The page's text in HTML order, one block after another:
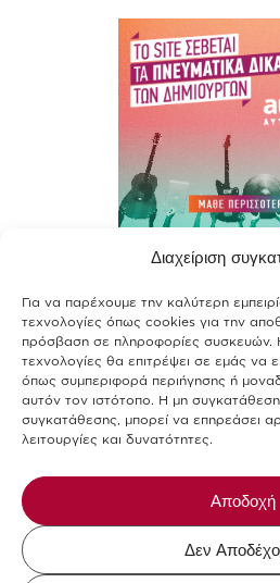
Διαχείριση
Για να παρέχουμε την καλύτερη
τεχνολογίες όπως cookies για την
πρόσβαση σε πληροφορίες συσκευών.
τεχνολογίες θα επιτρέψει σε εμάς να
όπως συμπεριφορά περιήγησης ή
αυτόν τον ιστότοπο. Η μη
συγκατάθεσης, μπορεί να επηρεάσει
λειτουργίες και δυνατότητες.
Αποδοχή
Δεν
Join our
Terms of
Privacy
Cookies
Allergens-